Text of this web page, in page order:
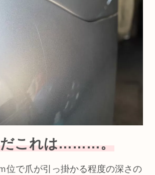
だこれは………。
位で爪が引っ掛かる程度の深さの